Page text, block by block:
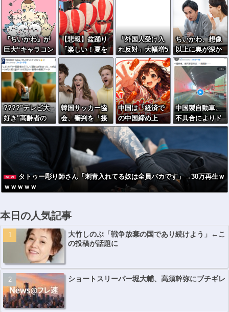
『ちいかわ』が
巨大“キャラコン
テンツ”になった
理由ｗｗｗｗｗ
ｗｗｗｗｗｗ
【悲報】盆踊り
「楽しい！夏を
感じる！」→近
隣住民「うるさ
い」→開催場所
半減
「外国人受け入
れ反対」大幅増5
6.3(%) 東大調
査 前回から20
ポイント以上の
爆増
ちいかわ、想像
以上に奥が深か
ったｗｗｗ「喋
る奴」と「喋ら
ない奴」で人格
に差がある模様
????"テレビ大
好き"高齢者の
｢テレビ離れ｣が
始まった…10代
後半～20代の約
7割が"ほぼ見な
い"
韓国サッカー協
会、審判を「接
待」していた疑
惑が発覚 →日本
人２人も対象か
中国は「経済で
の中国締め上
げ」続けるトラ
ンプ大統領に感
謝するかも
中国製自動車、
不具合によりド
アが勝手に開い
NEW
タトゥー彫り師さん「刺青入れてる奴は全員バカです」→30万再生ｗ
ｗｗｗｗｗ
本日の人気記事
大竹しのぶ「戦争放棄の国であり続けよう」←こ
の投稿が話題に
ショートスリーパー堀大輔、高須幹弥にブチギレ